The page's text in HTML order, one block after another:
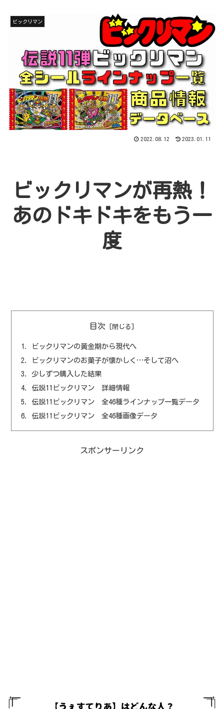
ビックリマン
2022.08.12 2023.01.11
ビックリマンが再熱！
あのドキドキをもう一
度
目次
ビックリマンの黄金期から現代へ
ビックリマンのお菓子が懐かしく…そして沼へ
少しずつ購入した結果
伝説11ビックリマン 詳細情報
伝説11ビックリマン 全46種ラインナップ一覧データ
伝説11ビックリマン 全46種画像データ
スポンサーリンク